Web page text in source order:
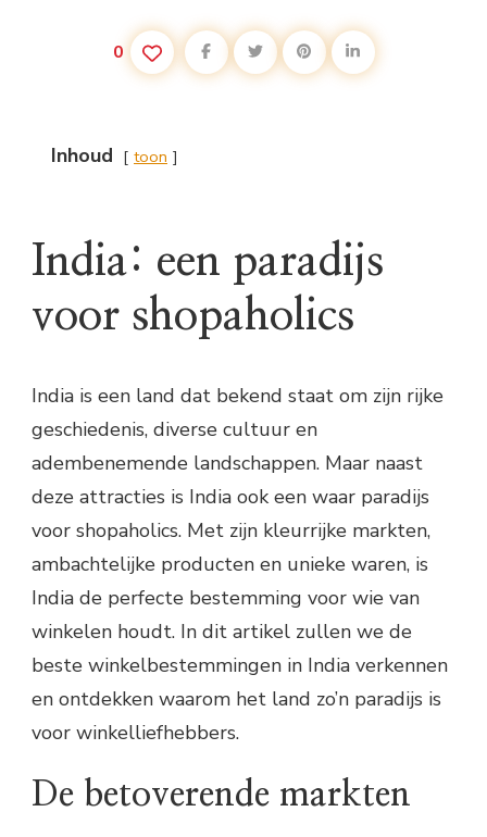
0
Inhoud toon
India: een paradijs
voor shopaholics
India is een land dat bekend staat om zijn rijke
geschiedenis, diverse cultuur en
adembenemende landschappen. Maar naast
deze attracties is India ook een waar paradijs
voor shopaholics. Met zijn kleurrijke markten,
ambachtelijke producten en unieke waren, is
India de perfecte bestemming voor wie van
winkelen houdt. In dit artikel zullen we de
beste winkelbestemmingen in India verkennen
en ontdekken waarom het land zo’n paradijs is
voor winkelliefhebbers.
De betoverende markten